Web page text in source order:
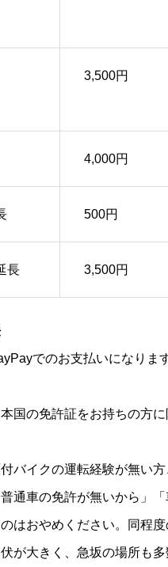
3,500円
4,000円
500円
長 3,500円
でのお支払いになります
本国の免許証をお持ちの方
付バイクの運転経験が無い
通車の免許が無いから」
はおやめください。同程
が大きく、急坂の場所も